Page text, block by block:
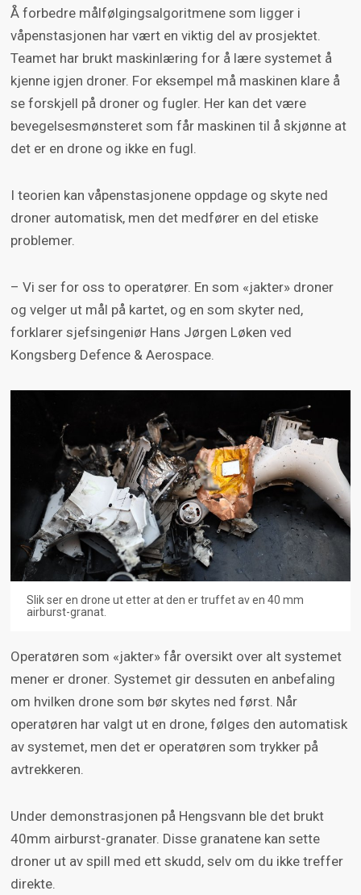
Å forbedre målfølgingsalgoritmene som ligger i
våpenstasjonen har vært en viktig del av prosjektet.
Teamet har brukt maskinlæring for å lære systemet å
kjenne igjen droner. For eksempel må maskinen klare å
se forskjell på droner og fugler. Her kan det være
bevegelsesmønsteret som får maskinen til å skjønne at
det er en drone og ikke en fugl.
I teorien kan våpenstasjonene oppdage og skyte ned
droner automatisk, men det medfører en del etiske
problemer.
– Vi ser for oss to operatører. En som «jakter» droner
og velger ut mål på kartet, og en som skyter ned,
forklarer sjefsingeniør Hans Jørgen Løken ved
Kongsberg Defence & Aerospace.
Slik ser en drone ut etter at den er truffet av en 40 mm
airburst-granat.
Operatøren som «jakter» får oversikt over alt systemet
mener er droner. Systemet gir dessuten en anbefaling
om hvilken drone som bør skytes ned først. Når
operatøren har valgt ut en drone, følges den automatisk
av systemet, men det er operatøren som trykker på
avtrekkeren.
Under demonstrasjonen på Hengsvann ble det brukt
40mm airburst-granater. Disse granatene kan sette
droner ut av spill med ett skudd, selv om du ikke treffer
direkte.